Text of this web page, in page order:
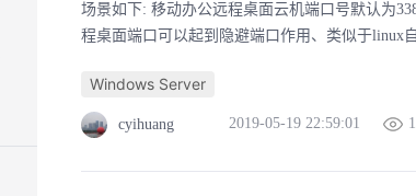
场景如下: 移动办公远程桌面云机端口号默认为
程桌面端口可以起到隐避端口作用、类似于linux
Windows Server
cyihuang 2019-05-19 22:59:01